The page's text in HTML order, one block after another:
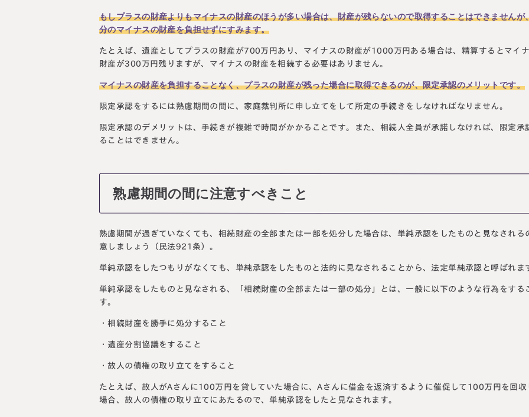
もしプラスの財産よりもマイナスの財産のほうが多い場合は、財産が残らないので取得することはできませんが
分のマイナスの財産を負担せずにすみます。
たとえば、遺産としてプラスの財産が700万円あり、マイナスの財産が1000万円ある場合は、精算するとマイ
財産が300万円残りますが、マイナスの財産を相続する必要はありません。
マイナスの財産を負担することなく、プラスの財産が残った場合に取得できるのが、限定承認のメリットです。
限定承認をするには熟慮期間の間に、家庭裁判所に申し立てをして所定の手続きをしなければなりません。
限定承認のデメリットは、手続きが複雑で時間がかかることです。また、相続人全員が承諾しなければ、限定承
ることはできません。
熟慮期間の間に注意すべきこと
熟慮期間が過ぎていなくても、相続財産の全部または一部を処分した場合は、単純承認をしたものと見なされる
意しましょう（民法921条）。
単純承認をしたつもりがなくても、単純承認をしたものと法的に見なされることから、法定単純承認と呼ばれま
単純承認をしたものと見なされる、「相続財産の全部または一部の処分」とは、一般に以下のような行為をする
す。
・相続財産を勝手に処分すること
・遺産分割協議をすること
・故人の債権の取り立てをすること
たとえば、故人がAさんに100万円を貸していた場合に、Aさんに借金を返済するように催促して100万円を回収
場合、故人の債権の取り立てにあたるので、単純承認をしたと見なされます。